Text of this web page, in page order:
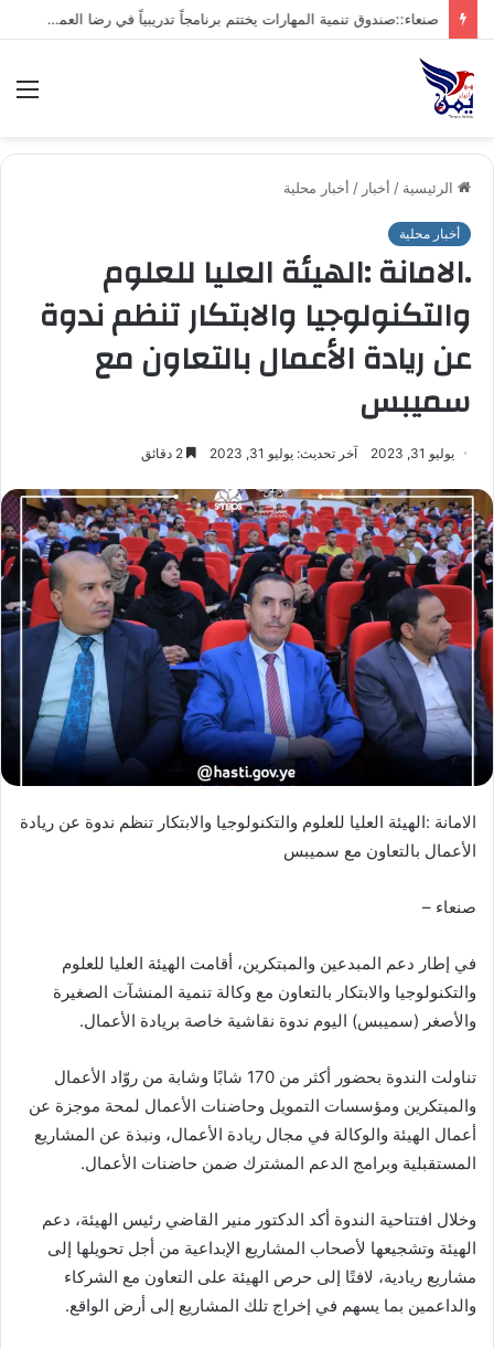
ضمن الاستعدادات للمولد النبوي.. المؤسسة العامة للطرق والجسور تنفذ أعمال التزيين وتفتتح جامعًا بمقرها بمدينة حجة
الرئيسية / أخبار / أخبار محلية
أخبار محلية
.الامانة :الهيئة العليا للعلوم
والتكنولوجيا والابتكار تنظم ندوة
عن ريادة الأعمال بالتعاون مع
سميبس
يوليو 31, 2023 آخر تحديث: يوليو 31, 2023
الامانة :الهيئة العليا للعلوم والتكنولوجيا والابتكار تنظم ندوة عن ريادة
الأعمال بالتعاون مع سميبس
صنعاء –
في إطار دعم المبدعين والمبتكرين، أقامت الهيئة العليا للعلوم
والتكنولوجيا والابتكار بالتعاون مع وكالة تنمية المنشآت الصغيرة
والأصغر (سميبس) اليوم ندوة نقاشية خاصة بريادة الأعمال.
تناولت الندوة بحضور أكثر من 170 شابًا وشابة من روّاد الأعمال
والمبتكرين ومؤسسات التمويل وحاضنات الأعمال لمحة موجزة عن
أعمال الهيئة والوكالة في مجال ريادة الأعمال، ونبذة عن المشاريع
المستقبلية وبرامج الدعم المشترك ضمن حاضنات الأعمال.
وخلال افتتاحية الندوة أكد الدكتور منير القاضي رئيس الهيئة، دعم
الهيئة وتشجيعها لأصحاب المشاريع الإبداعية من أجل تحويلها إلى
مشاريع ريادية، لافتًا إلى حرص الهيئة على التعاون مع الشركاء
والداعمين بما يسهم في إخراج تلك المشاريع إلى أرض الواقع.